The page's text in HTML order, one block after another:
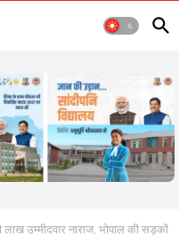
लाख उम्मीदवार नाराज, भोपाल की सड़कों